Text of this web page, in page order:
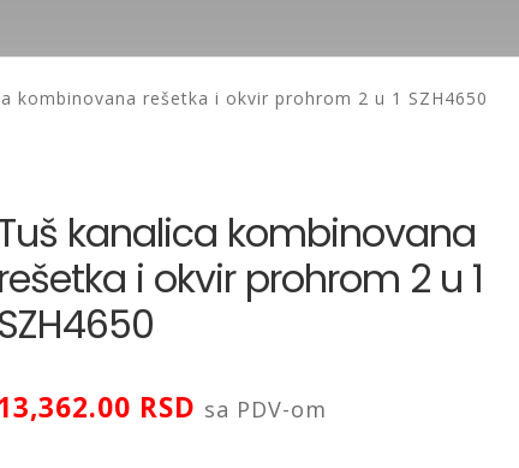
kombinovana rešetka i okvir prohrom 2 u 1 SZH4650
kanalica kombinovana
rešetka i okvir prohrom 2 u 1
SZH4650
RSD sa PDV-om